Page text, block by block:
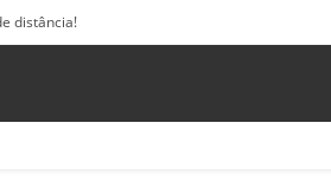
distância!